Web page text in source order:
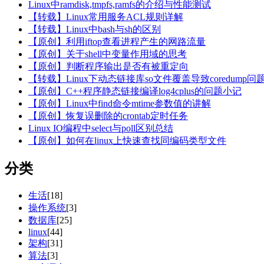
Linux中ramdisk,tmpfs,ramfs的介绍与性能测试
【转载】Linux常用服务ACL规则详解
【转载】Linux中bash与sh的区别
【原创】利用iftop查看进程产生的网路流量
【原创】关于shell中变量作用域的思考
【原创】判断程序输出是否有被重定向
【转载】Linux下动态链接库so文件覆盖导致coredump问
【原创】C++程序静态链接编译log4cplus的问题小记
【原创】Linux中find命令mtime参数值的讲解
【原创】恢复误删除的crontab定时任务
Linux IO编程中select与poll区别总结
【原创】如何在linux上快速查找同编码类型文件
分类
生活[18]
操作系统[3]
数据库[25]
linux[44]
架构[31]
算法[3]